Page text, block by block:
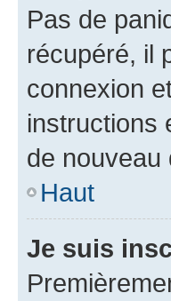
Pas de
récupéré, il
connexion
instructions
de nouveau
Haut
Je suis